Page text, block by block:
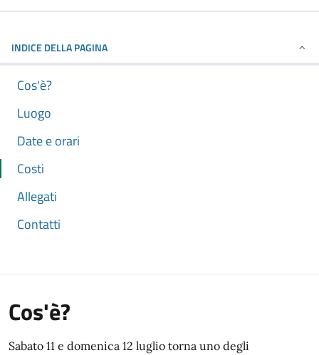
INDICE DELLA PAGINA
Cos'è?
Luogo
Date e orari
Costi
Allegati
Contatti
Cos'è?
Sabato 11 e domenica 12 luglio torna uno degli